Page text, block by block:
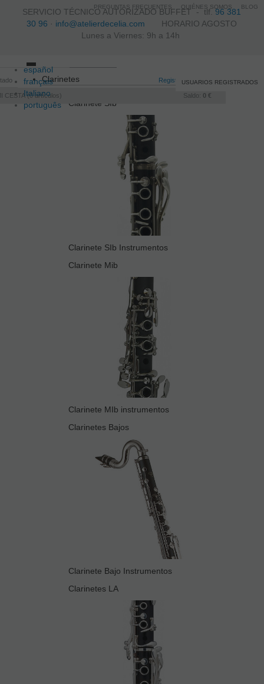
SERVICIO TÉCNICO AUTORIZADO BUFFET -tlf.96 381
30 96 · info@atelierdecelia.com HORARIO AGOSTO
Lunes a Viernes: 9h a 14h
español
français
Italiano
português
Registro /Iniciar sesión
CESTA 0artículos Saldo: 0 €
USUARIOS REGISTRADOS
Toggle
navigation
Clarinetes
Clarinete SIb
Clarinete SIb Instrumentos
Clarinete Mib
Clarinete MIb instrumentos
Clarinetes Bajos
Clarinete Bajo Instrumentos
Clarinetes LA
PREGUNTAS FRECUENTES QUIÉNES SOMOS BLOG